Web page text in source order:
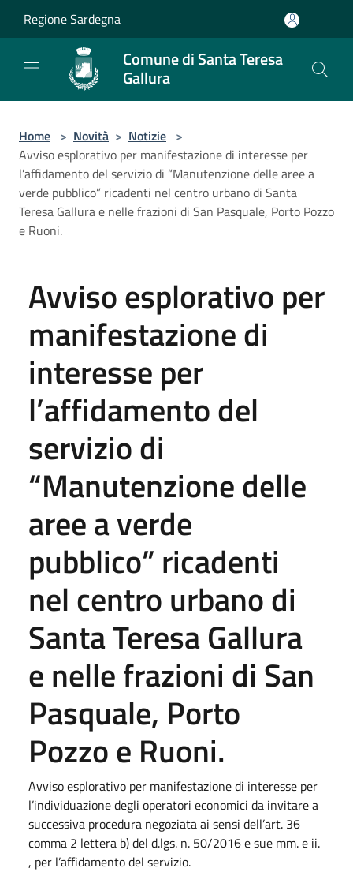
Regione Sardegna
Comune di Santa Teresa
Gallura
Home > Novità > Notizie >
Avviso esplorativo per manifestazione di interesse per
l’affidamento del servizio di “Manutenzione delle aree a
verde pubblico” ricadenti nel centro urbano di Santa
Teresa Gallura e nelle frazioni di San Pasquale, Porto Pozzo
e Ruoni.
Avviso esplorativo per
manifestazione di
interesse per
l’affidamento del
servizio di
“Manutenzione delle
aree a verde
pubblico” ricadenti
nel centro urbano di
Santa Teresa Gallura
e nelle frazioni di San
Pasquale, Porto
Pozzo e Ruoni.
Avviso esplorativo per manifestazione di interesse per
l’individuazione degli operatori economici da invitare a
successiva procedura negoziata ai sensi dell’art. 36
comma 2 lettera b) del d.lgs. n. 50/2016 e sue mm. e ii.
, per l’affidamento del servizio.